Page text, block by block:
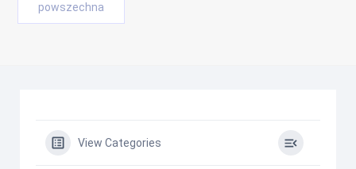
powszechna
View Categories